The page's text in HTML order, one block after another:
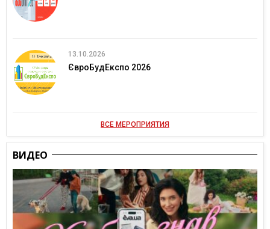
13.10.2026
ЄвроБудЕкспо 2026
ВСЕ МЕРОПРИЯТИЯ
ВИДЕО